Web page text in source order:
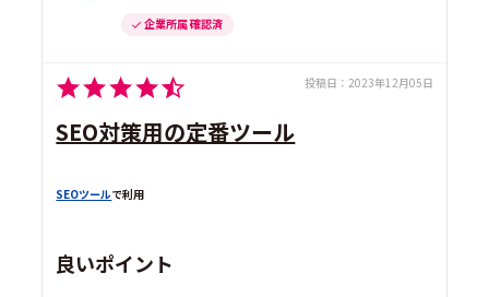
企業所属 確認済
投稿日： 2023年12月05日
SEO対策用の定番ツール
SEOツールで利用
良いポイント